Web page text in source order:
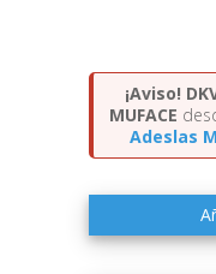
¡Aviso!
MUFACE
Adeslas